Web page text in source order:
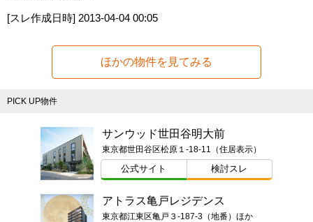
[スレ作成日時] 2013-04-04 00:05
ほかの物件を見てみる
PICK UP物件
サンウッド世田谷明大前
東京都世田谷区松原１-18-11（住居表示）
公式サイト 検討スレ
アトラス亀戸レジデンス
東京都江東区亀戸３-187-3（地番）ほか